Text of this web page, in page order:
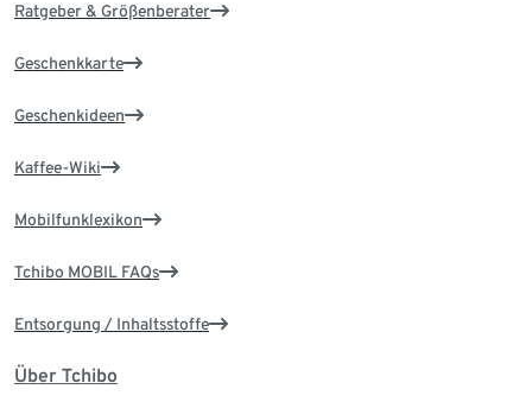
Ratgeber & Größenberater
Geschenkkarte
Geschenkideen
Kaffee-Wiki
Mobilfunklexikon
Tchibo MOBIL FAQs
Entsorgung / Inhaltsstoffe
Über Tchibo